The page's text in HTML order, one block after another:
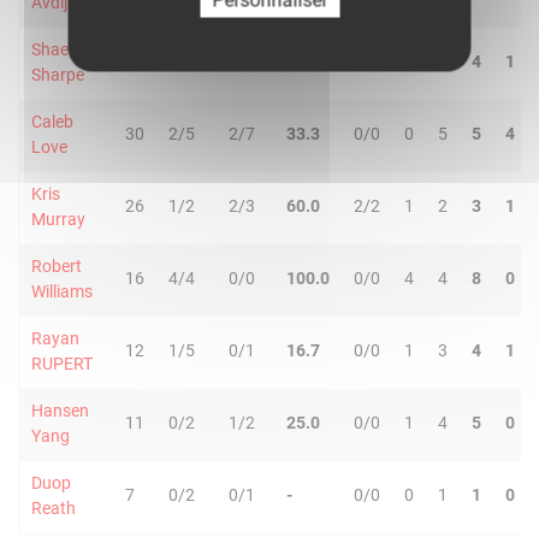
Shaedon
Sharpe
4 1
Caleb
Love
30 2/5 2/7 33.3 0/0 0 5 5 4
Kris
Murray
26 1/2 2/3 60.0 2/2 1 2 3 1
Robert
Williams
16 4/4 0/0 100.0 0/0 4 4 8 0
Rayan
RUPERT
12 1/5 0/1 16.7 0/0 1 3 4 1
Hansen
Yang
11 0/2 1/2 25.0 0/0 1 4 5 0
Duop
Reath
7 0/2 0/1 - 0/0 0 1 1 0